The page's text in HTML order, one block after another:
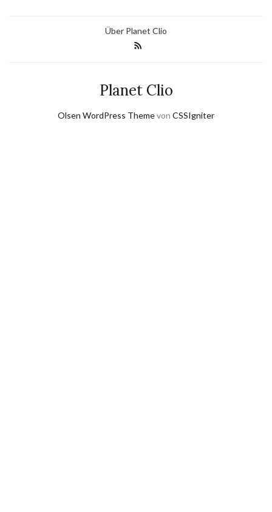
Über Planet Clio
Planet Clio
Olsen WordPress Themevon CSSIgniter